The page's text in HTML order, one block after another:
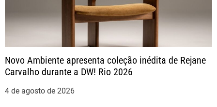
s
Novo Ambiente apresenta coleção inédita de Rejane
Carvalho durante a DW! Rio 2026
4 de agosto de 2026